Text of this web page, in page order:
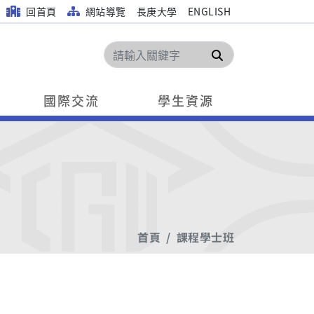
回首頁 網站導覽 長庚大學 ENGLISH
搜尋
國際交流 學生資源
首頁 課程學士班